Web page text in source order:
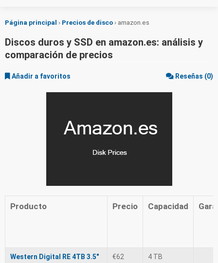
Página principal › Precios de disco › amazon.es
Discos duros y SSD en amazon.es: análisis y
comparación de precios
Añadir a favoritos Reseñas (0)
Producto Precio Capacidad
Western Digital RE 4TB 3.5"
€62 4 TB